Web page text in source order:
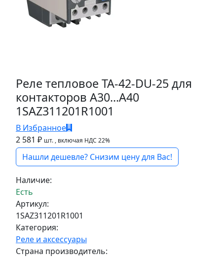
Реле тепловое TA-42-DU-25 для
контакторов А30...А40
1SAZ311201R1001
В Избранное
2 581 ₽ шт. , включая НДС 22%
Нашли дешевле? Снизим цену для Вас!
Наличие:
Есть
Артикул:
1SAZ311201R1001
Категория:
Реле и аксессуары
Страна производитель: